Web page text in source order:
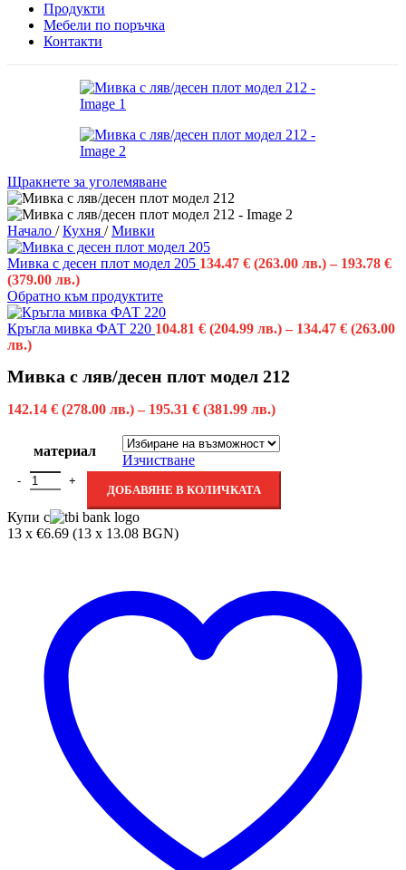
Продукти
Мебели по поръчка
Контакти
Щракнете за уголемяване
Начало / Кухня / Мивки
Мивка с десен плот модел 205 134.47 € (263.00 лв.) – 193.78 €
(379.00 лв.)
Обратно към продуктите
Кръгла мивка ФАТ 220 104.81 € (204.99 лв.) – 134.47 € (263.00
лв.)
Мивка с ляв/десен плот модел 212
142.14 € (278.00 лв.) – 195.31 € (381.99 лв.)
материал
Изчистване
ДОБАВЯНЕ В КОЛИЧКАТА
Купи с
13 x €6.69 (13 x 13.08 BGN)